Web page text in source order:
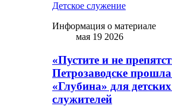
Детское служение
Информация о материале
мая 19 2026
«Пустите и не
Петрозаводске
«Глубина» для
служителей